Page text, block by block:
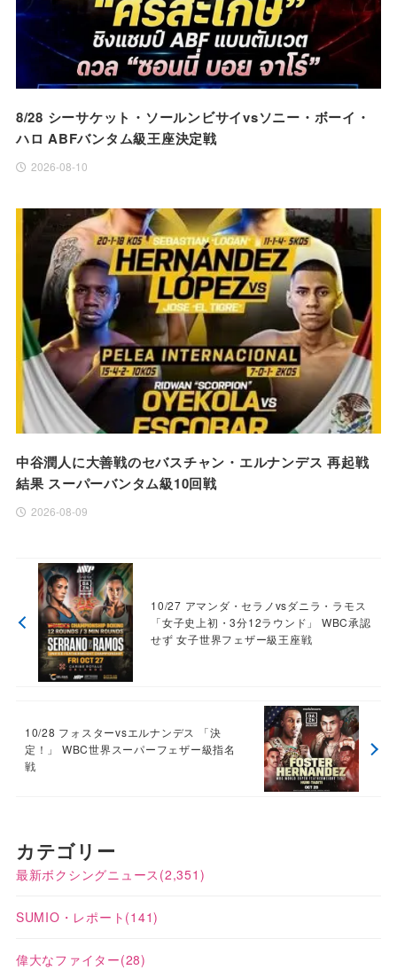
8/28 シーサケット・ソールンビサイvsソニー・ボーイ・
ハロ ABFバンタム級王座決定戦
2026-08-10
中谷潤人に大善戦のセバスチャン・エルナンデス 再起戦
結果 スーパーバンタム級10回戦
2026-08-09
10/27 アマンダ・セラノvsダニラ・ラモス
「女子史上初・3分12ラウンド」 WBC承認
せず 女子世界フェザー級王座戦
10/28 フォスターvsエルナンデス 「決
定！」 WBC世界スーパーフェザー級指名
戦
カテゴリー
最新ボクシングニュース (2,351)
SUMIO・レポート (141)
偉大なファイター(28)